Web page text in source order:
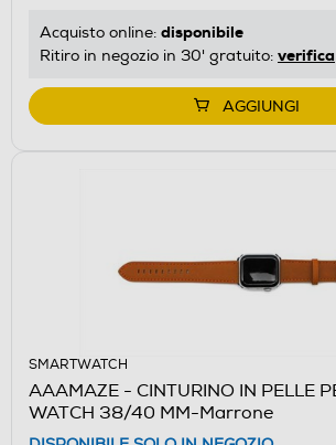
Acquisto online: disponibile
Ritiro in negozio in 30' gratuito: verifica
AGGIUNGI
SMARTWATCH
AAAMAZE - CINTURINO IN PELLE
WATCH 38/40 MM-Marrone